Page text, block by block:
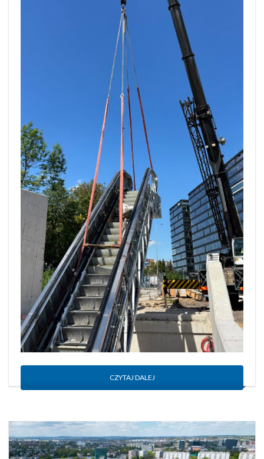
CZYTAJ DALEJ